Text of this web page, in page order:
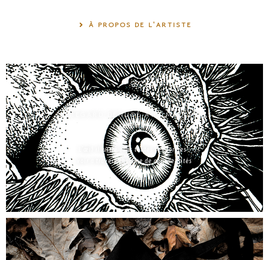
À PROPOS DE L'ARTISTE
LE REGARD DÉNUDÉ AUX MULTIPLES
FACETTES
L’œil illustré sous toutes ses formes :
voir à travers chacune de ces identités